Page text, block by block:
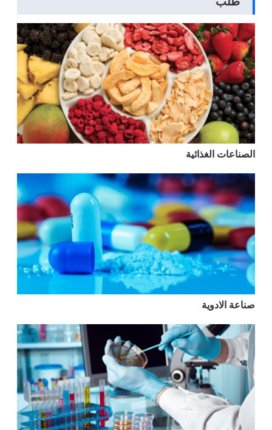
الصناعات الغذائية
صناعة الادوية